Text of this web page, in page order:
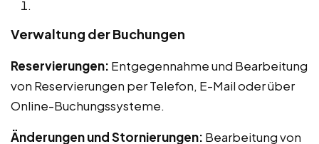
Verwaltung der Buchungen
Reservierungen: Entgegennahme und Bearbeitung
von Reservierungen per Telefon, E-Mail oder über
Online-Buchungssysteme.
Änderungen und Stornierungen: Bearbeitung von